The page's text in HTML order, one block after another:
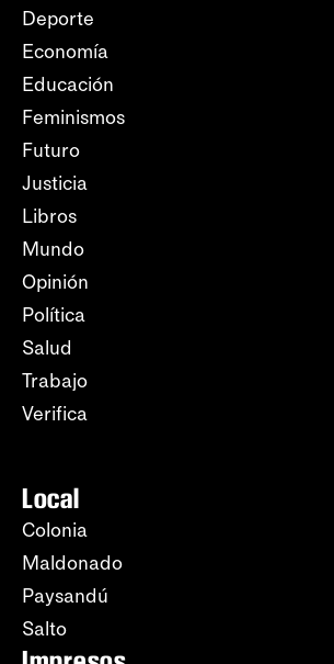
Deporte
Economía
Educación
Feminismos
Futuro
Justicia
Libros
Mundo
Opinión
Política
Salud
Trabajo
Verifica
Local
Colonia
Maldonado
Paysandú
Salto